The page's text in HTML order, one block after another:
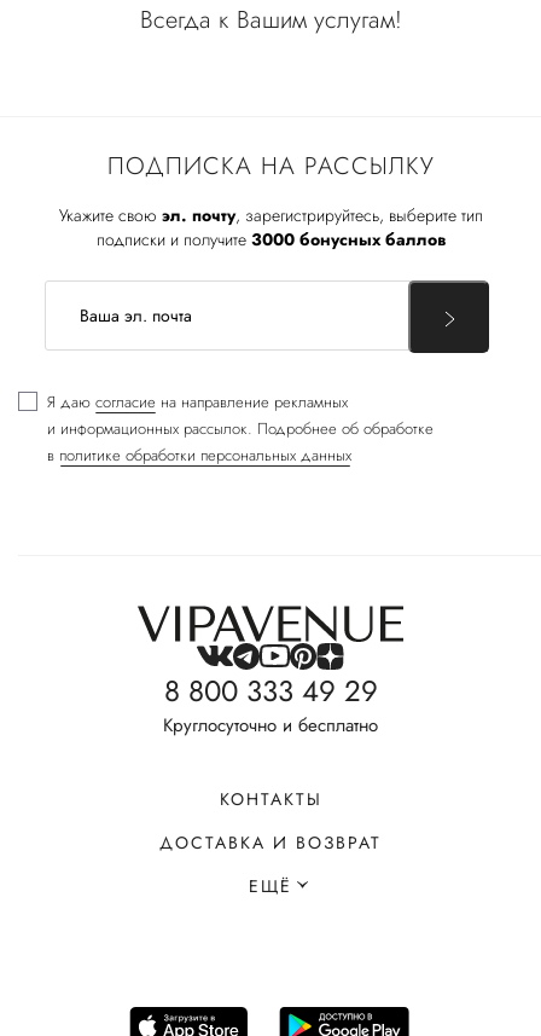
ПОДПИСКА НА РАССЫЛКУ
Укажите свою эл. почту, зарегистрируйтесь, выберите тип
подписки и получите 3000 бонусных баллов
Я даю согласие на направление рекламных
и информационных рассылок. Подробнее об обработке
в политике обработки персональных данных
Всегда к Вашим услугам!
8 800 333 49 29
Круглосуточно и бесплатно
КОНТАКТЫ
ДОСТАВКА И ВОЗВРАТ
ЕЩЁ